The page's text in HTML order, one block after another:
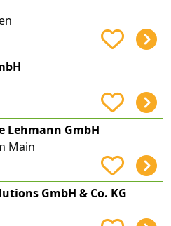
Lehmann GmbH
Main
GmbH & Co. KG